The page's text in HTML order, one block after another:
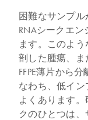
困難なサンプル
RNAシークエ
ます。このよ
剖した腫瘍、ま
FFPE薄片から
なわち、低イ
よくあります
クのひとつは